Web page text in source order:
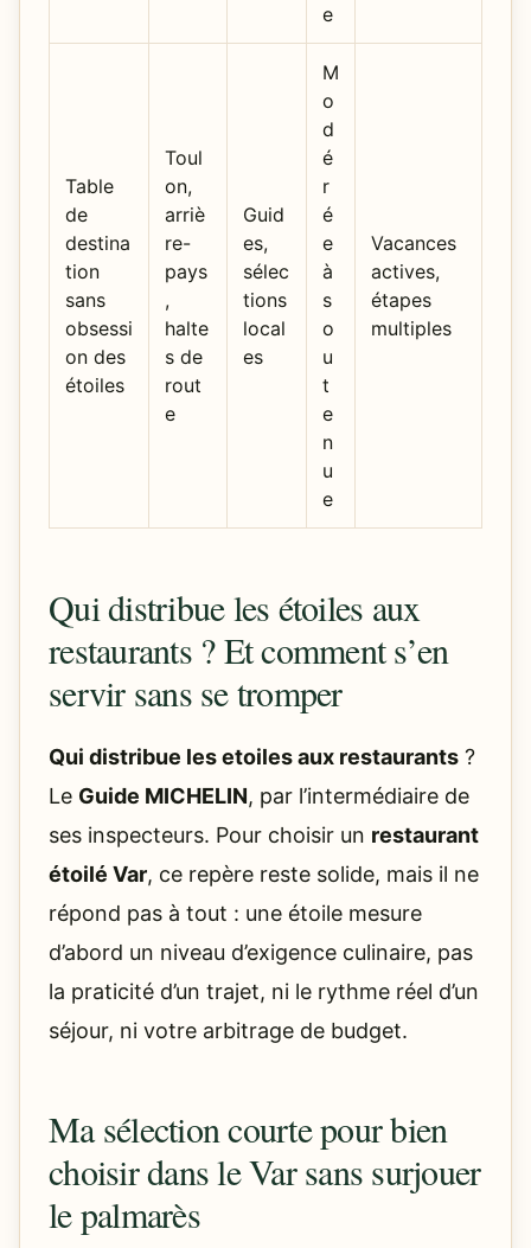
e
Table
de
destina
tion
sans
obsessi
on des
étoiles
Toul
on,
arriè
re-
pays
,
halte
s de
rout
e
Guid
es,
sélec
tions
local
es
M
o
d
é
r
é
e
à
s
o
u
t
e
n
u
e
Vacances
actives,
étapes
multiples
Qui distribue les étoiles aux
restaurants ? Et comment s’en
servir sans se tromper
Qui distribue les etoiles aux restaurants ?
Le Guide MICHELIN, par l’intermédiaire de
ses inspecteurs. Pour choisir un restaurant
étoilé Var, ce repère reste solide, mais il ne
répond pas à tout : une étoile mesure
d’abord un niveau d’exigence culinaire, pas
la praticité d’un trajet, ni le rythme réel d’un
séjour, ni votre arbitrage de budget.
Ma sélection courte pour bien
choisir dans le Var sans surjouer
le palmarès